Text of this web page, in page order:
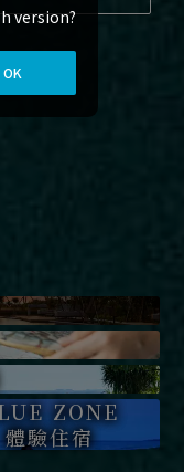
version?
OK
ZONE
體驗住宿